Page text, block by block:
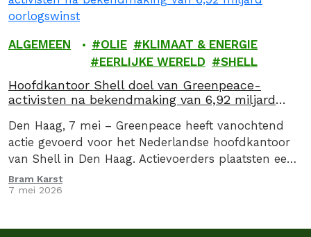
ALGEMEEN OLIE
KLIMAAT & ENERGIE
EERLIJKE WERELD
SHELL
Hoofdkantoor Shell doel van Greenpeace-
activisten na bekendmaking van 6,92 miljard
Den Haag, 7 mei – Greenpeace heeft vanochtend
actie gevoerd voor het Nederlandse hoofdkantoor
van Shell in Den Haag. Actievoerders plaatsten een
drie meter hoge zuil met daarop de oorlogswinst…
Bram Karst
7 mei 2026